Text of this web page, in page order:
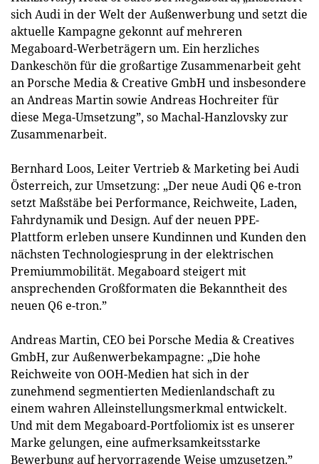
sich Audi in der Welt der Außenwerbung und setzt die
aktuelle Kampagne gekonnt auf mehreren
Megaboard-Werbeträgern um. Ein herzliches
Dankeschön für die großartige Zusammenarbeit geht
an Porsche Media & Creative GmbH und insbesondere
an Andreas Martin sowie Andreas Hochreiter für
diese Mega-Umsetzung”, so Machal-Hanzlovsky zur
Zusammenarbeit.
Bernhard Loos, Leiter Vertrieb & Marketing bei Audi
Österreich, zur Umsetzung: „Der neue Audi Q6 e-tron
setzt Maßstäbe bei Performance, Reichweite, Laden,
Fahrdynamik und Design. Auf der neuen PPE-
Plattform erleben unsere Kundinnen und Kunden den
nächsten Technologiesprung in der elektrischen
Premiummobilität. Megaboard steigert mit
ansprechenden Großformaten die Bekanntheit des
neuen Q6 e-tron.”
Andreas Martin, CEO bei Porsche Media & Creatives
GmbH, zur Außenwerbekampagne: „Die hohe
Reichweite von OOH-Medien hat sich in der
zunehmend segmentierten Medienlandschaft zu
einem wahren Alleinstellungsmerkmal entwickelt.
Und mit dem Megaboard-Portfoliomix ist es unserer
Marke gelungen, eine aufmerksamkeitsstarke
Bewerbung auf hervorragende Weise umzusetzen.”